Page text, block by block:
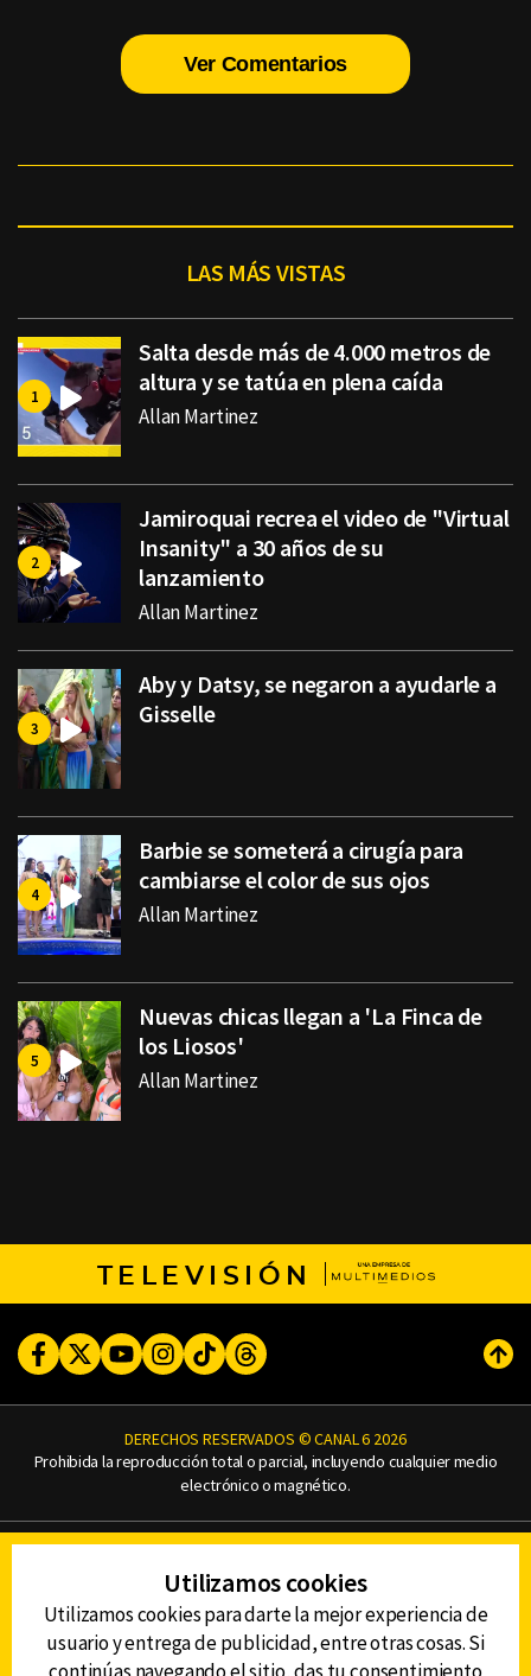
Ver Comentarios
LAS MÁS VISTAS
Salta desde más de 4.000 metros de
altura y se tatúa en plena caída
Allan Martinez
Jamiroquai recrea el video de "Virtual
Insanity" a 30 años de su
lanzamiento
Allan Martinez
Aby y Datsy, se negaron a ayudarle a
Gisselle
Barbie se someterá a cirugía para
cambiarse el color de sus ojos
Allan Martinez
Nuevas chicas llegan a 'La Finca de
los Liosos'
Allan Martinez
TELEVISIÓN
FacebookTwitterYoutubeInstagram
TikTokThreads
DERECHOS RESERVADOS © CANAL 6 2026
Prohibida la reproducción total o parcial, incluyendo cualquier medio
electrónico o magnético.
AVISO DE PRIVACIDAD
AVISO LEGAL
DEFENSORÍA DE LAS AUDIENCIAS
Utilizamos cookies
Utilizamos cookies para darte la mejor experiencia de
usuario y entrega de publicidad, entre otras cosas. Si